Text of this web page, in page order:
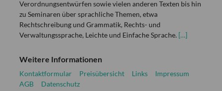
Verordnungsentwürfen sowie vielen anderen Texten bis hin
zu Seminaren über sprachliche Themen, etwa
Rechtschreibung und Grammatik, Rechts- und
Verwaltungssprache, Leichte und Einfache Sprache. […]
Weitere Informationen
Kontaktformular Preisübersicht Links
Impressum
AGB
Datenschutz